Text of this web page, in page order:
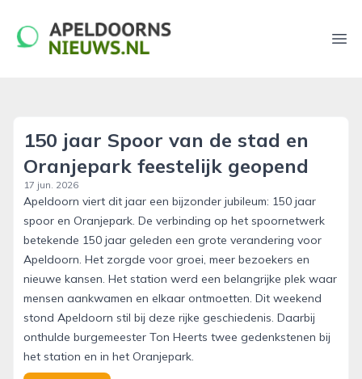
apeldoornsnieuws.nl
150 jaar Spoor van de stad en
Oranjepark feestelijk geopend
17 jun. 2026
Apeldoorn viert dit jaar een bijzonder jubileum: 150 jaar
spoor en Oranjepark. De verbinding op het spoornetwerk
betekende 150 jaar geleden een grote verandering voor
Apeldoorn. Het zorgde voor groei, meer bezoekers en
nieuwe kansen. Het station werd een belangrijke plek waar
mensen aankwamen en elkaar ontmoetten. Dit weekend
stond Apeldoorn stil bij deze rijke geschiedenis. Daarbij
onthulde burgemeester Ton Heerts twee gedenkstenen bij
het station en in het Oranjepark.